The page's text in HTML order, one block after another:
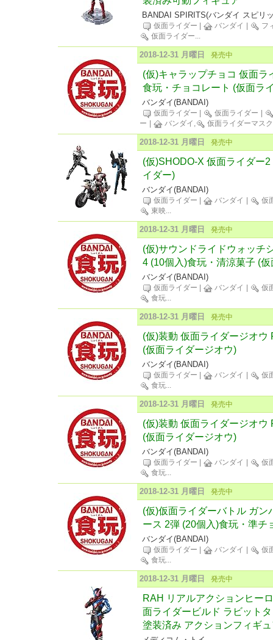
BANDAI SPIRITS(バンダイ スピリ
仮面ライダー バンダイ
フ
仮面ライダー...
2018-12-31 月曜日 発売中
(仮)キャラップチョコ 仮面ラ
食玩・チョコレート (仮面ラ
バンダイ(BANDAI)
仮面ライダー 仮面ライダー
ー
バンダイ, 仮面ライダーマスク
2018-12-31 月曜日 発売中
(仮)SHODO-X 仮面ライダー
イダー)
バンダイ(BANDAI)
仮面ライダー バンダイ
仮
東映...
2018-12-31 月曜日 発売中
(仮)サウンドライドウォッチ
4 (10個入)食玩・清涼菓子 (
バンダイ(BANDAI)
仮面ライダー バンダイ
仮
食玩...
2018-12-31 月曜日 発売中
(仮)装動 仮面ライダージオウ
(仮面ライダージオウ)
バンダイ(BANDAI)
仮面ライダー バンダイ
仮
食玩...
2018-12-31 月曜日 発売中
(仮)装動 仮面ライダージオウ
(仮面ライダージオウ)
バンダイ(BANDAI)
仮面ライダー バンダイ
仮
食玩...
2018-12-31 月曜日 発売中
(仮)仮面ライダーバトル ガン
ース 2弾 (20個入)食玩・準チ
バンダイ(BANDAI)
仮面ライダー バンダイ
仮
食玩...
2018-12-31 月曜日 発売中
RAH リアルアクションヒー
面ライダービルド ラビット
塗装済み アクションフィギ